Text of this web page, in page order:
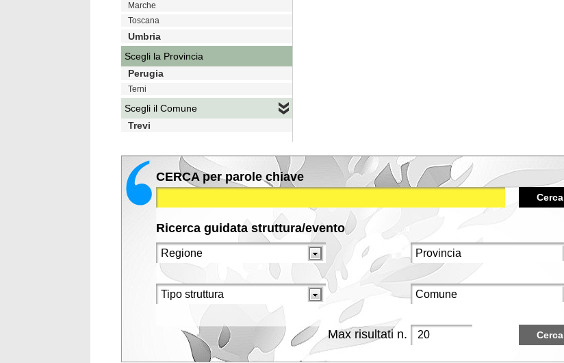
Marche
Toscana
Umbria
Scegli la Provincia
Perugia
Terni
Scegli il Comune
Trevi
CERCA per parole chiave
Cerca
Ricerca guidata struttura/evento
Max risultati n. Cerca